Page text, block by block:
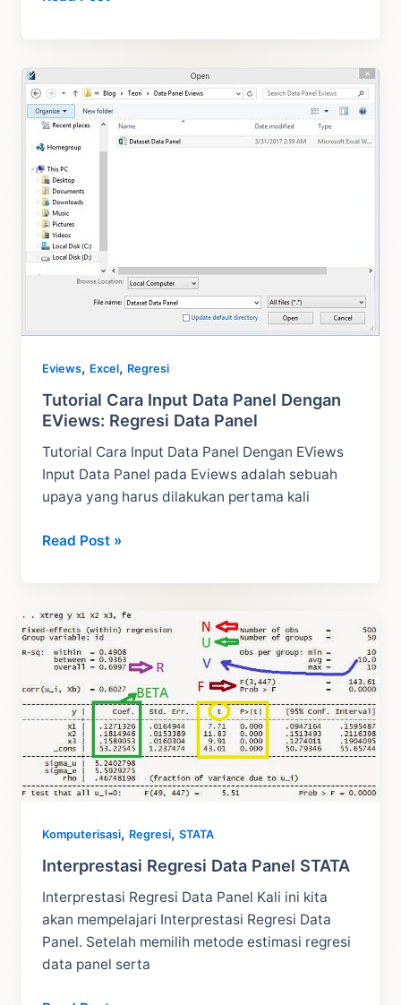
dengan
Eviews:
Penjelasan
Lengkap
Eviews, Excel, Regresi
Tutorial Cara Input Data Panel Dengan
EViews: Regresi Data Panel
Tutorial Cara Input Data Panel Dengan EViews
Input Data Panel pada Eviews adalah sebuah
upaya yang harus dilakukan pertama kali
Tutorial
Panel
Dengan
EViews:
Regresi
Data
Panel
Read Post »
Komputerisasi, Regresi,STATA
Interprestasi Regresi Data Panel STATA
Interprestasi Regresi Data Panel Kali ini kita
akan mempelajari Interprestasi Regresi Data
Panel. Setelah memilih metode estimasi regresi
data panel serta